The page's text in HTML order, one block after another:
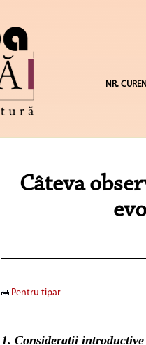
NR.
Câteva
Pentru tipar
1. Considerații introductive